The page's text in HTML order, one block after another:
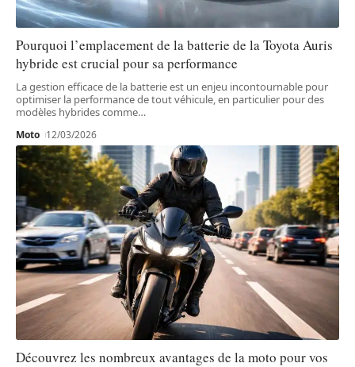
Pourquoi l’emplacement de la batterie de la Toyota Auris
hybride est crucial pour sa performance
La gestion efficace de la batterie est un enjeu incontournable pour
optimiser la performance de tout véhicule, en particulier pour des
modèles hybrides comme…
Moto 12/03/2026
Découvrez les nombreux avantages de la moto pour vos